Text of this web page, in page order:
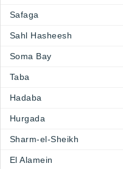
Safaga
Sahl Hasheesh
Soma Bay
Taba
Hadaba
Hurgada
Sharm-el-Sheikh
El Alamein